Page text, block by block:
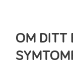
OM DITT